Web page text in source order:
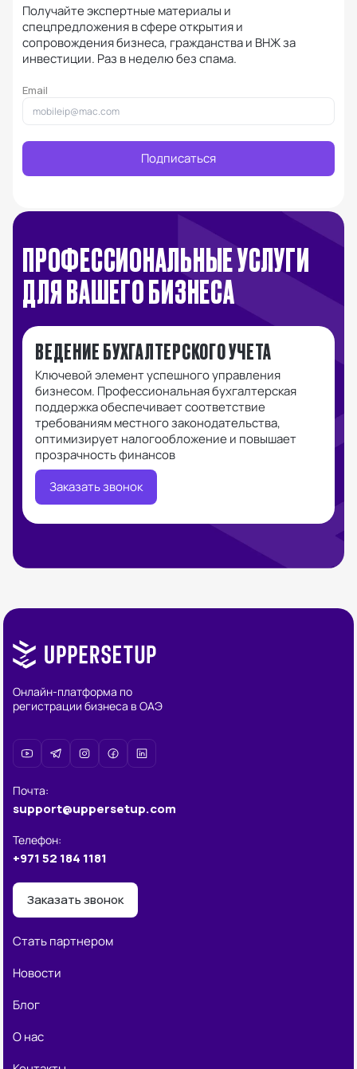
Получайте экспертные материалы и
спецпредложения в сфере открытия и
сопровождения бизнеса, гражданства и ВНЖ за
инвестиции. Раз в неделю без спама.
Email
Подписаться
ПРОФЕССИОНАЛЬНЫЕ УСЛУГИ
ДЛЯ ВАШЕГО БИЗНЕСА
ВЕДЕНИЕ БУХГАЛТЕРСКОГО УЧЕТА
Ключевой элемент успешного управления
бизнесом. Профессиональная бухгалтерская
поддержка обеспечивает соответствие
требованиям местного законодательства,
оптимизирует налогообложение и повышает
прозрачность финансов
Заказать звонок
Онлайн-платформа по
регистрации бизнеса в ОАЭ
Телефон:
+971 52 184 1181
Почта:
support@uppersetup.com
Заказать звонок
Стать партнером
Новости
Блог
О нас